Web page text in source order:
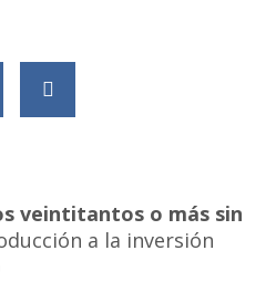
veintitantos o más sin
a la inversión